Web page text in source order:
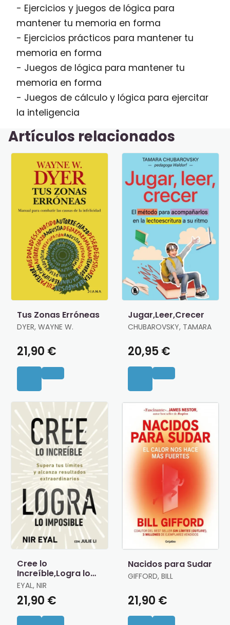
- Ejercicios y juegos de lógica para
mantener tu memoria en forma
- Ejercicios prácticos para mantener tu
memoria en forma
- Juegos de lógica para mantener tu
memoria en forma
- Juegos de cálculo y lógica para ejercitar
la inteligencia
Artículos relacionados
Tus Zonas Erróneas
DYER, WAYNE W.
21,90 €
Jugar,Leer,Crecer
CHUBAROVSKY, TAMARA
20,95 €
Cree lo
Increíble,Logra lo
Imposible
EYAL, NIR
21,90 €
Nacidos para Sudar
GIFFORD, BILL
21,90 €